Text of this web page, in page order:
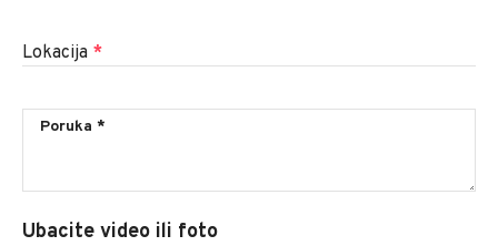
Lokacija *
Ubacite video ili foto